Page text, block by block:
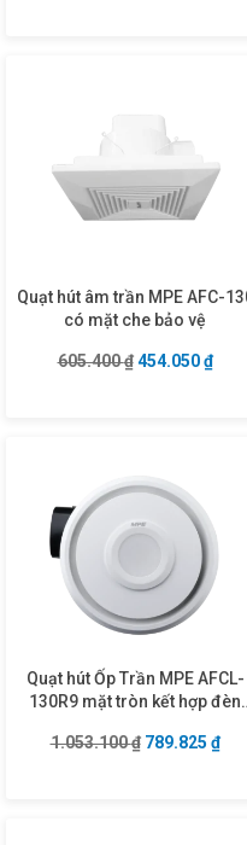
Quạt hút âm trần MPE AFC-
có mặt che bảo vệ
605.400₫ Giá gốc là:
454.050₫Giá
Quạt hút Ốp Trần MPE AFCL-
130R9 mặt tròn kết hợp đèn
1.053.100₫ Giá gốc là:
789.825 ₫